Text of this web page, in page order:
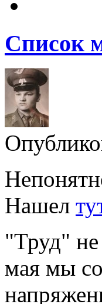
Список
Нашел
"Труд" не
мая мы